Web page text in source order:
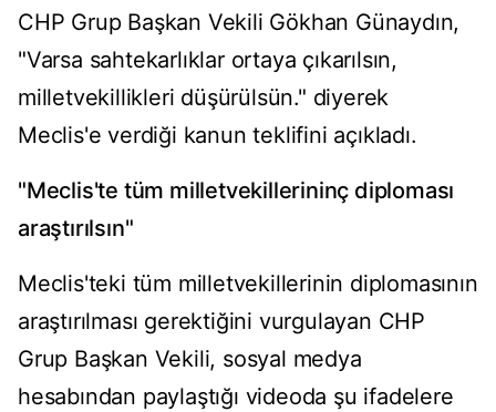
CHP Grup Başkan Vekili Gökhan Günaydın,
"Varsa sahtekarlıklar ortaya çıkarılsın,
milletvekillikleri düşürülsün." diyerek
Meclis'e verdiği kanun teklifini açıkladı.
"Meclis'te tüm milletvekillerininç diploması
araştırılsın"
Meclis'teki tüm milletvekillerinin diplomasının
araştırılması gerektiğini vurgulayan CHP
Grup Başkan Vekili, sosyal medya
hesabından paylaştığı videoda şu ifadelere